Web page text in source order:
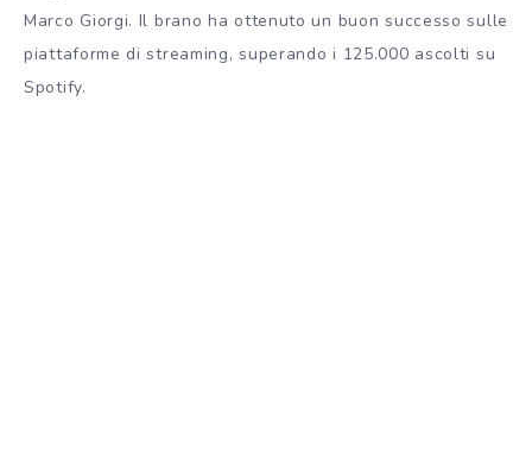
Marco Giorgi. Il brano ha ottenuto un buon successo sulle
piattaforme di streaming, superando i 125.000 ascolti su
Spotify.